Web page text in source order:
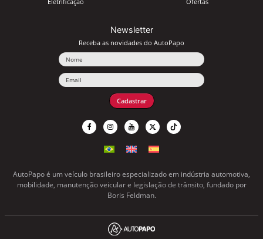
Newsletter
Receba as novidades do AutoPapo
Cadastrar
AutoPapo é um veículo brasileiro especializado em indústria automotiva,
mobilidade, manutenção veicular e legislação de trânsito, fundado por
Boris Feldman.